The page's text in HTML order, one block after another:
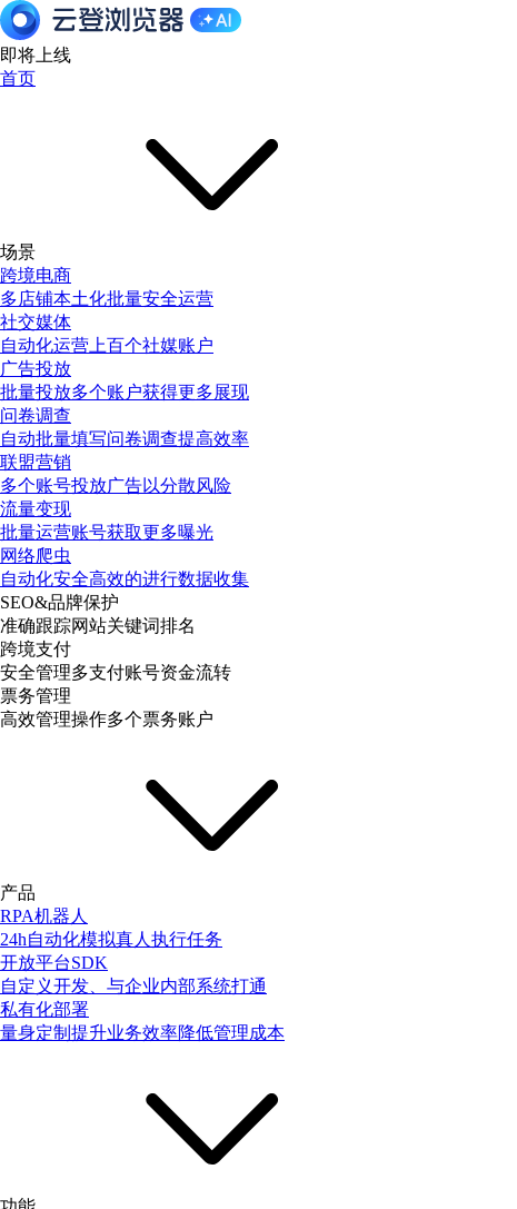
即将上线
首页
场景
跨境电商
多店铺本土化批量安全运营
社交媒体
自动化运营上百个社媒账户
广告投放
批量投放多个账户获得更多展现
问卷调查
自动批量填写问卷调查提高效率
联盟营销
多个账号投放广告以分散风险
流量变现
批量运营账号获取更多曝光
网络爬虫
自动化安全高效的进行数据收集
SEO&品牌保护
准确跟踪网站关键词排名
跨境支付
安全管理多支付账号资金流转
票务管理
高效管理操作多个票务账户
产品
RPA机器人
24h自动化模拟真人执行任务
开放平台SDK
自定义开发、与企业内部系统打通
私有化部署
量身定制提升业务效率降低管理成本